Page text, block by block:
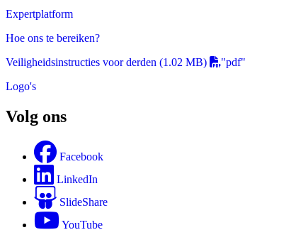
Expertplatform
Hoe ons te bereiken?
Veiligheidsinstructies voor derden (1.02 MB)
"pdf"
Logo's
Volg ons
Facebook
LinkedIn
SlideShare
YouTube